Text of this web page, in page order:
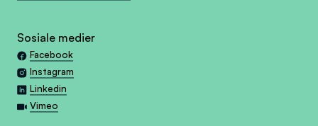
Sosiale medier
Facebook
Instagram
Linkedin
Vimeo